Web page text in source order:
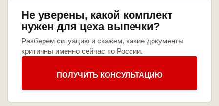
Не уверены, какой комплект
нужен для цеха выпечки?
Разберем ситуацию и скажем, какие документы
критичны именно сейчас по России.
ПОЛУЧИТЬ КОНСУЛЬТАЦИЮ